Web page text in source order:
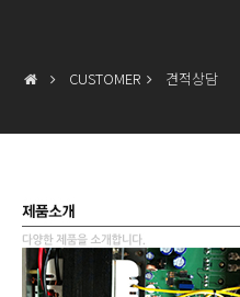
CUSTOMER 견적상담